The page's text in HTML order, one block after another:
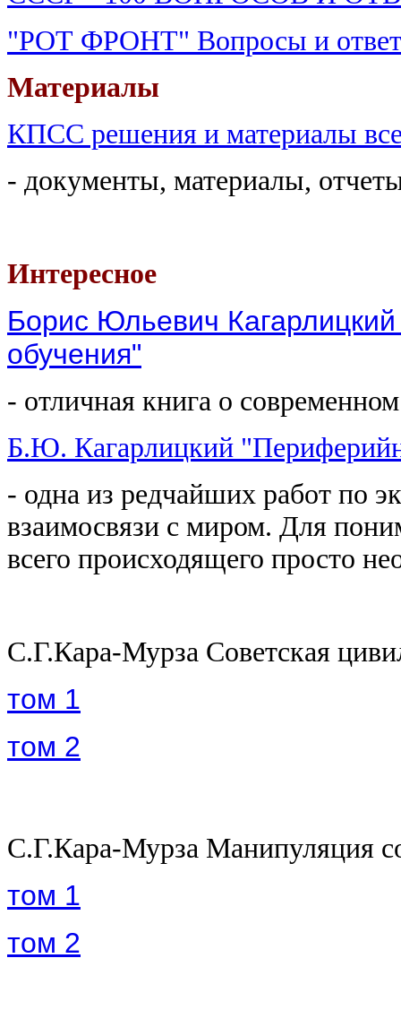
"РОТ ФРОНТ" Вопросы и
Материалы
КПСС решения и материалы
- документы, материалы,
Интересное
Борис Юльевич
обучения"
- отличная книга о
Б.Ю. Кагарлицкий
- одна из редчайших работ по
взаимосвязи с миром. Для
всего происходящего просто
С.Г.Кара-Мурза Советская
том 1
том 2
С.Г.Кара-Мурза Манипуляция
том 1
том 2